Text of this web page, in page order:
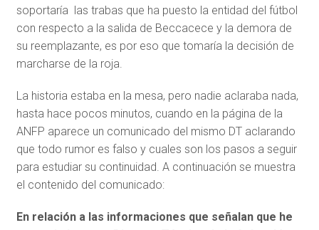
soportaría las trabas que ha puesto la entidad del fútbol
con respecto a la salida de Beccacece y la demora de
su reemplazante, es por eso que tomaría la decisión de
marcharse de la roja.
La historia estaba en la mesa, pero nadie aclaraba nada,
hasta hace pocos minutos, cuando en la página de la
ANFP aparece un comunicado del mismo DT aclarando
que todo rumor es falso y cuales son los pasos a seguir
para estudiar su continuidad. A continuación se muestra
el contenido del comunicado:
En relación a las informaciones que señalan que he